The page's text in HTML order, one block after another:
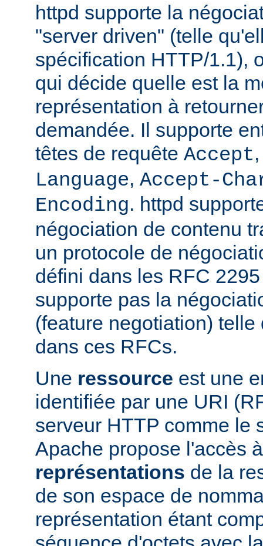
httpd supporte la
"server driven" (telle
spécification HTTP/1.1),
qui décide quelle est la
représentation à
demandée. Il supporte
têtes de requête Accept
Language, Accept-
Encoding. httpd
négociation de contenu
un protocole de
défini dans les RFC
supporte pas la
(feature negotiation)
dans ces RFCs.
Une ressource est une
identifiée par une URI
serveur HTTP comme le
Apache propose l'accès
représentations de la
de son espace de
représentation étant